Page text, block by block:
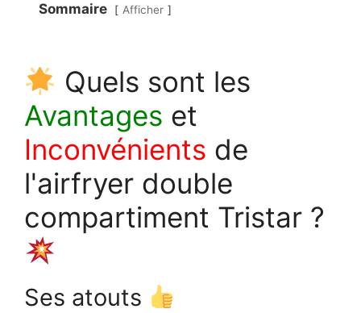
Sommaire Afficher
Quels sont les
Avantages et
Inconvénients de
l'airfryer double
compartiment Tristar ?
Ses atouts